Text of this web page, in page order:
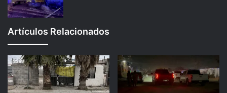
Artículos Relacionados